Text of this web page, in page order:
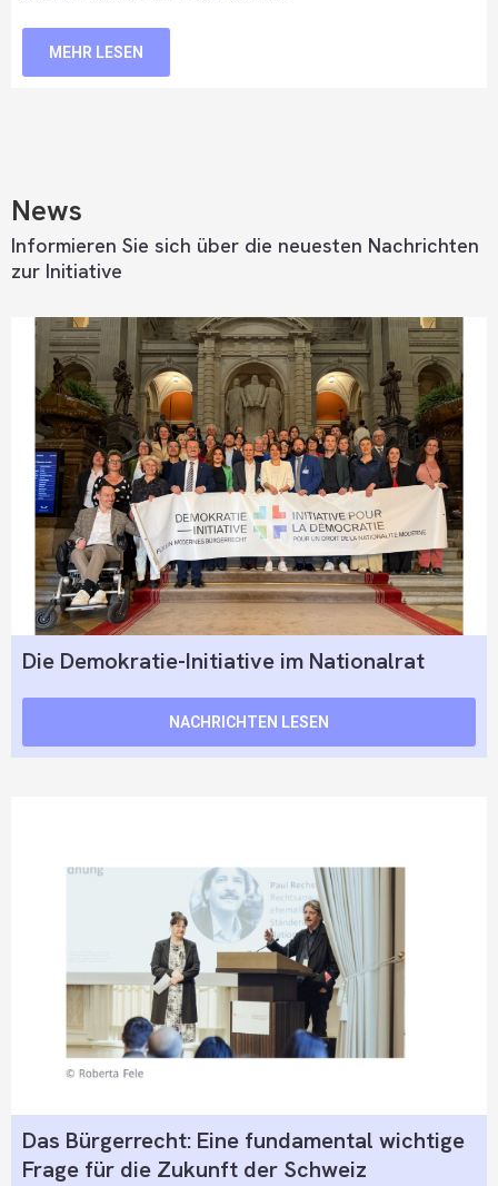
MEHR LESEN
News
Informieren Sie sich über die neuesten Nachrichten
zur Initiative
Die Demokratie-Initiative im Nationalrat
NACHRICHTEN LESEN
Das Bürgerrecht: Eine fundamental wichtige
Frage für die Zukunft der Schweiz